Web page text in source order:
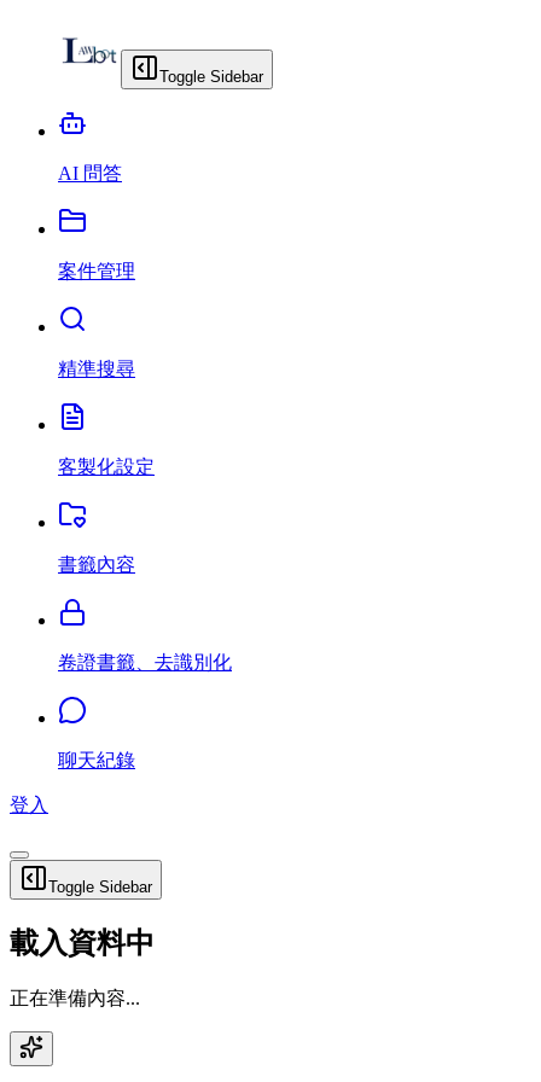
Toggle Sidebar
AI 問答
案件管理
精準搜尋
客製化設定
書籤內容
卷證書籤、去識別化
聊天紀錄
登入
Toggle Sidebar
載入資料中
正在準備內容...